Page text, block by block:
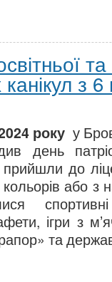
канікул з
року у
день
прийшли до
або з
ігри з
та